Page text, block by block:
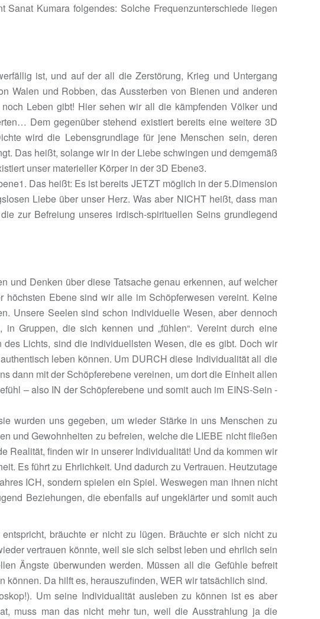
Kumara folgendes: Solche Frequenzunterschiede liegen
ist, und auf der all die Zerstörung, Krieg und Untergang
Walen und Robben, das Aussterben von Bienen und anderen
Leben gibt! Hier sehen wir all die kämpfenden Völker und
Dem gegenüber stehend existiert bereits eine weitere 3D
wird die Lebensgrundlage für jene Menschen sein, deren
Das heißt, solange wir in der Liebe schwingen und demgemäß
unser materieller Körper in der 3D Ebene3.
Das heißt: Es ist bereits JETZT möglich in der 5.Dimension
Liebe über unser Herz. Was aber NICHT heißt, dass man
zur Befreiung unseres irdisch-spirituellen Seins grundlegend
und Denken über diese Tatsache genau erkennen, auf welcher
Ebene sind wir alle im Schöpferwesen vereint. Keine
Unsere Seelen sind schon individuelle Wesen, aber dennoch
Gruppen, die sich kennen und „fühlen“. Vereint durch eine
Lichts, sind die individuellsten Wesen, die es gibt. Doch wir
leben können. Um DURCH diese Individualität all die
dann mit der Schöpferebene vereinen, um dort die Einheit allen
– also IN der Schöpferebene und somit auch im EINS-Sein -
wurden uns gegeben, um wieder Stärke in uns Menschen zu
und Gewohnheiten zu befreien, welche die LIEBE nicht fließen
Realität, finden wir in unserer Individualität! Und da kommen wir
Es führt zu Ehrlichkeit. Und dadurch zu Vertrauen. Heutzutage
ICH, sondern spielen ein Spiel. Weswegen man ihnen nicht
Beziehungen, die ebenfalls auf ungeklärter und somit auch
bräuchte er nicht zu lügen. Bräuchte er sich nicht zu
vertrauen könnte, weil sie sich selbst leben und ehrlich sein
Ängste überwunden werden. Müssen all die Gefühle befreit
Da hilft es, herauszufinden, WER wir tatsächlich sind.
Um seine Individualität ausleben zu können ist es aber
muss man das nicht mehr tun, weil die Ausstrahlung ja die